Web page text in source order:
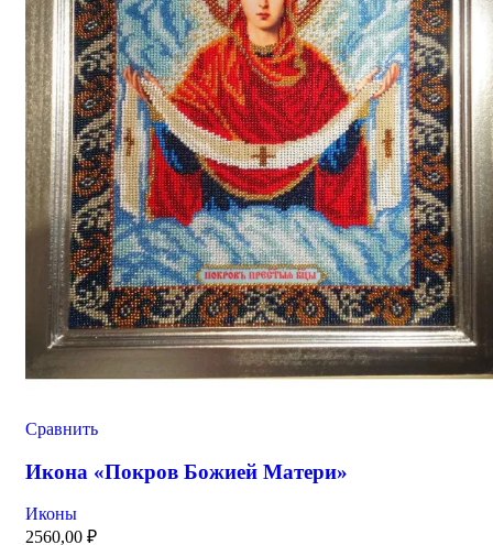
Сравнить
Икона «Покров Божией Матери»
Иконы
2560,00 ₽